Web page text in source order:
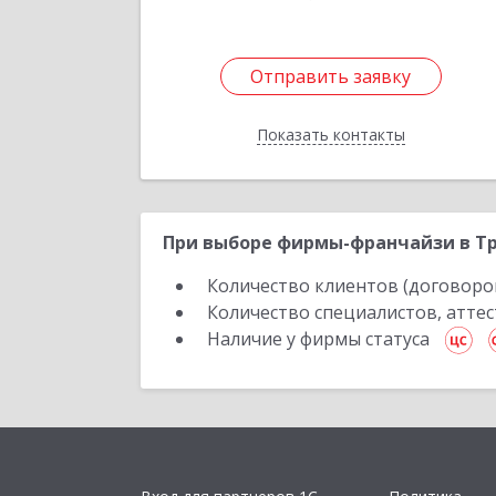
Отправить заявку
Показать контакты
Отправить заявку
Назад
При выборе фирмы-франчайзи в
Количество клиентов
Количество специалистов,
Наличие у фирмы статуса